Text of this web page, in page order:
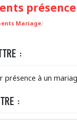
Mariage)
:
présence à un
: